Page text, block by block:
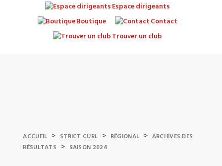
Espace dirigeants
Boutique
Contact
Trouver un club
ACCUEIL > STRICT CURL > RÉGIONAL > ARCHIVES DES
RÉSULTATS
> SAISON 2024